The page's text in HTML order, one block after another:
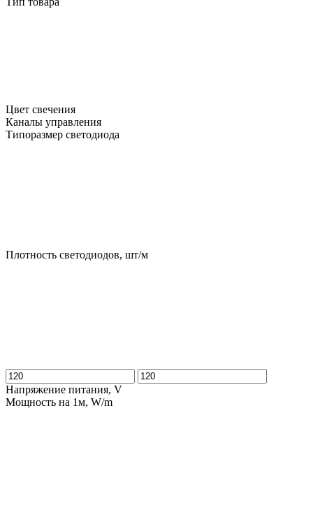
Цвет свечения
Каналы управления
Типоразмер светодиода
Плотность светодиодов, шт/м
Напряжение питания, V
Мощность на 1м, W/m